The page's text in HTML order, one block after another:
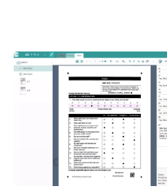
Imagen